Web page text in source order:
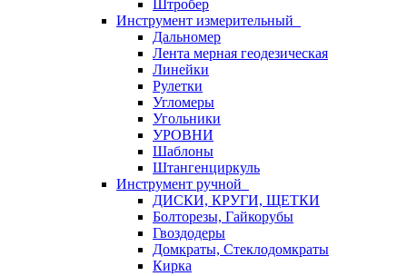
Штробер
Инструмент измерительный
Дальномер
Лента мерная геодезическая
Линейки
Рулетки
Угломеры
Угольники
УРОВНИ
Шаблоны
Штангенциркуль
Инструмент ручной
ДИСКИ, КРУГИ, ЩЕТКИ
Болторезы, Гайкорубы
Гвоздодеры
Домкраты, Стеклодомкраты
Кирка